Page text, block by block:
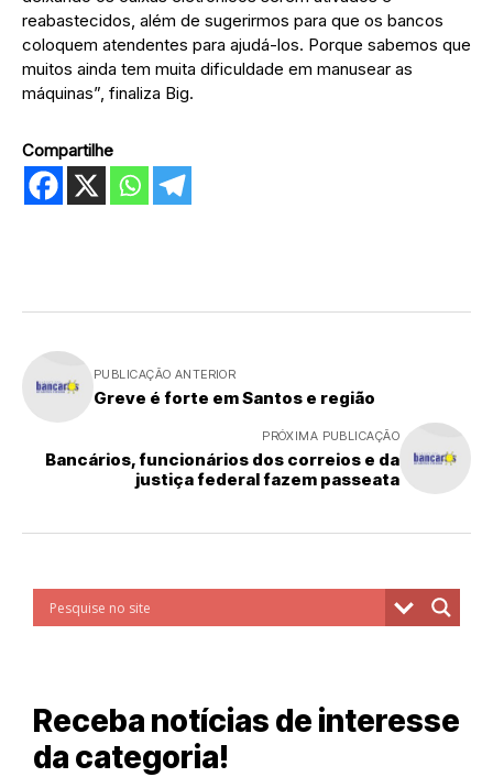
reabastecidos, além de sugerirmos para que os bancos
coloquem atendentes para ajudá-los. Porque sabemos que
muitos ainda tem muita dificuldade em manusear as
máquinas”, finaliza Big.
Compartilhe
PUBLICAÇÃO ANTERIOR
Greve é forte em Santos e região
PRÓXIMA PUBLICAÇÃO
Bancários, funcionários dos correios e da
justiça federal fazem passeata
Receba notícias de interesse
da categoria!